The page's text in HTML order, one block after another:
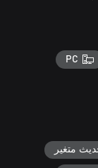
PC
متغير